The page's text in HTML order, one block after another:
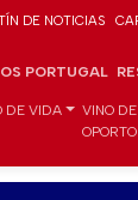
DE NOTICIAS
PORTUGAL
DE VIDA
VINO DE
OPORTO